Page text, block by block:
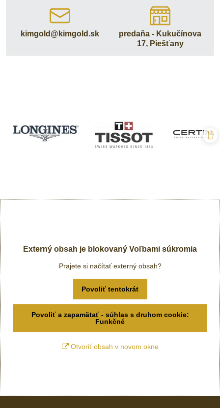
kimgold​@kimgold​.sk
predaňa - Kukučínova
17, Piešťany
Externý obsah je blokovaný Voľbami súkromia
Prajete si načítať externý obsah?
Povoliť tentokrát
Povoliť a zapamätať - súhlas s druhom cookie:
Funkčné
Otvoriť obsah v novom okne